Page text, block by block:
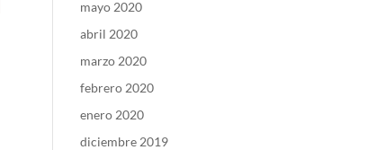
mayo 2020
abril 2020
marzo 2020
febrero 2020
enero 2020
diciembre 2019